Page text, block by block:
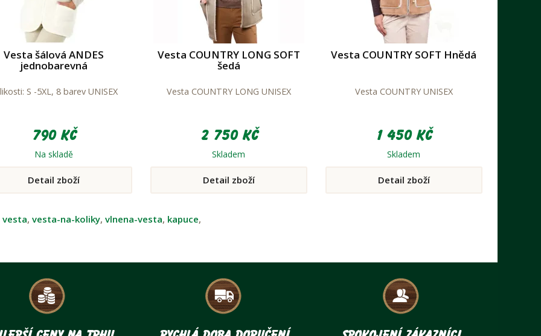
Vesta šálová ANDES
jednobarevná
S -5XL, 8 barev UNISEX
790 Kč
Na skladě
Detail zboží
Vesta COUNTRY LONG SOFT
šedá
Vesta COUNTRY LONG UNISEX
2 750 Kč
Skladem
Detail zboží
Vesta COUNTRY SOFT Hnědá
Vesta COUNTRY UNISEX
1 450 Kč
Skladem
Detail zboží
vesta, vesta-na-koliky, vlnena-vesta, kapuce,